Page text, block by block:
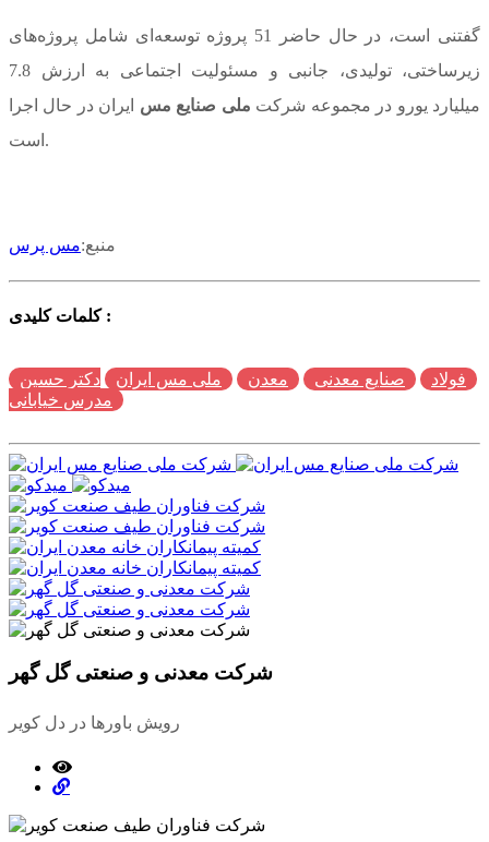
گفتنی است، در حال حاضر 51 پروژه توسعه‌ای شامل پروژه‌های
زیرساختی، تولیدی، جانبی و مسئولیت اجتماعی به ارزش 7.8
میلیارد یورو در مجموعه شرکت ملی صنایع مس ایران در حال اجرا
است.
منبع:مس پرس
کلمات کلیدی :
فولاد صنایع معدنی معدن ملی مس ایران
دکتر حسین
مدرس خیابانی
شرکت معدنی و صنعتی گل گهر
رویش باورها در دل کویر